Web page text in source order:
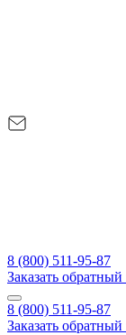
8 (800) 511-95-87
Заказать
8 (800) 511-95-87
Заказать